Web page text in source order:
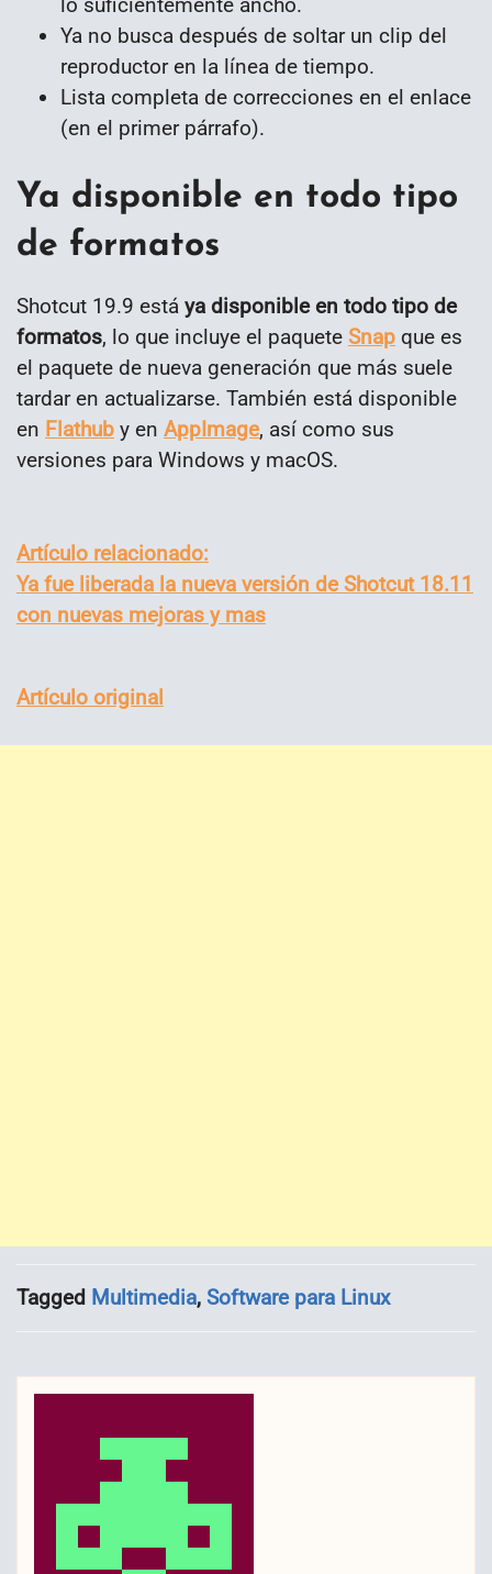
lo suficientemente ancho.
Ya no busca después de soltar un clip del
reproductor en la línea de tiempo.
Lista completa de correcciones en el enlace
(en el primer párrafo).
Ya disponible en todo tipo
de formatos
Shotcut 19.9 está ya disponible en todo tipo de
formatos, lo que incluye el paquete Snap que es
el paquete de nueva generación que más suele
tardar en actualizarse. También está disponible
en Flathub y en AppImage, así como sus
versiones para Windows y macOS.
Artículo relacionado:
Ya fue liberada la nueva versión de Shotcut 18.11
con nuevas mejoras y mas
Artículo original
Tagged Multimedia, Software para Linux